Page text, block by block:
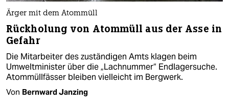
Ärger mit dem Atommüll
Rückholung von Atommüll aus der Asse in
Gefahr
Die Mitarbeiter des zuständigen Amts klagen beim
Umweltminister über die „Lachnummer“ Endlagersuche.
Atommüllfässer bleiben vielleicht im Bergwerk.
Von Bernward Janzing